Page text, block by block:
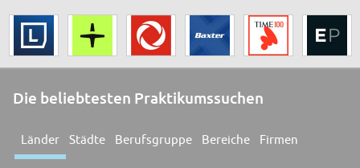
Die beliebtesten Praktikumssuchen
Länder Städte Berufsgruppe Bereiche Firmen